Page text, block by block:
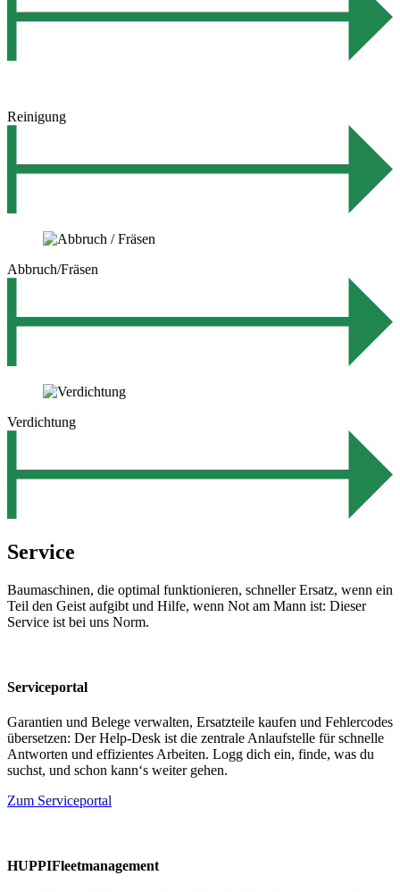
Reinigung
Abbruch/Fräsen
Verdichtung
Service
Baumaschinen, die optimal funktionieren, schneller Ersatz, wenn ein
Teil den Geist aufgibt und Hilfe, wenn Not am Mann ist: Dieser
Service ist bei uns Norm.
Serviceportal
Garantien und Belege verwalten, Ersatzteile kaufen und Fehlercodes
übersetzen: Der Help-Desk ist die zentrale Anlaufstelle für schnelle
Antworten und effizientes Arbeiten. Logg dich ein, finde, was du
suchst, und schon kann‘s weiter gehen.
Zum Serviceportal
HUPPIFleetmanagement